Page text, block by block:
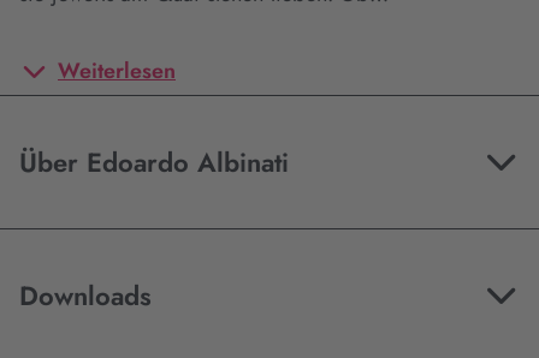
Weiterlesen
Über Edoardo Albinati
Downloads